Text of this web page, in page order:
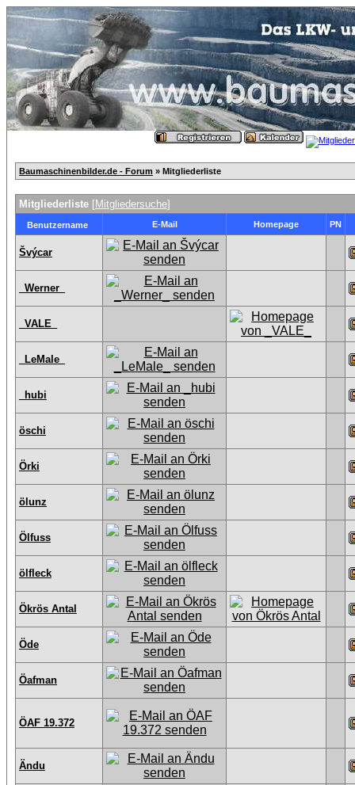
Baumaschinenbilder.de - Forum » Mitgliederliste
Mitgliederliste [Mitgliedersuche]
Benutzername E-Mail Homepage PN
Švýcar
_Werner_
_VALE_
_LeMale_
_hubi
öschi
Örki
ölunz
Ölfuss
ölfleck
Ökrös Antal
Öde
Öafman
ÖAF 19.372
Ändu